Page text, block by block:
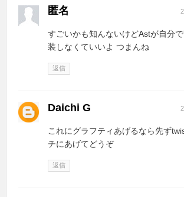
匿名
すごいかも知んないけどAstが自分
装しなくていいよ つまんね
返信
Daichi G
これにグラフティあげるなら先ず
チにあげてどうぞ
返信